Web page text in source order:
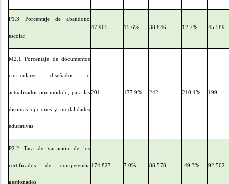
P1.3 Porcentaje de abandono
escolar
47,965 15.6% 38,846 12.7% 45,589
M2.1 Porcentaje de documentos
curriculares diseñados o
actualizados por módulo, para las
distintas opciones y modalidades
educativas
201 177.9% 242 210.4% 199
P2.2 Tasa de variación de los
certificados de competencia
gestionados
174,827 7.0% 88,578 -49.3% 92,502